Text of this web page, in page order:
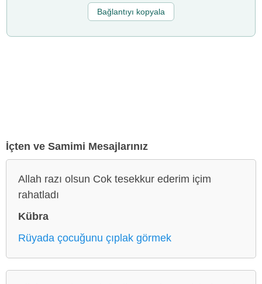
Bağlantıyı kopyala
İçten ve Samimi Mesajlarınız
Allah razı olsun Cok tesekkur ederim içim
rahatladı
Kübra
Rüyada çocuğunu çıplak görmek